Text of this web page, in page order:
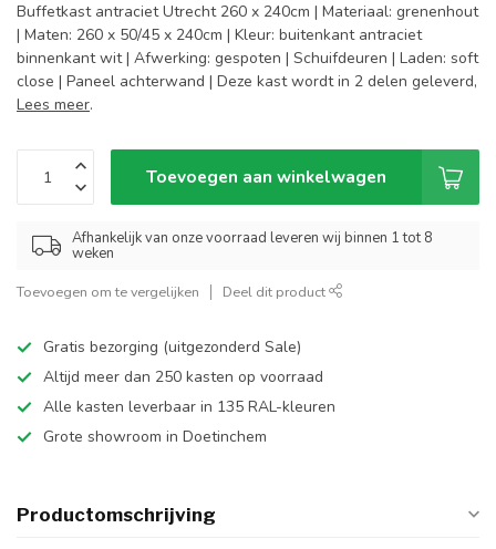
Buffetkast antraciet Utrecht 260 x 240cm | Materiaal: grenenhout
| Maten: 260 x 50/45 x 240cm | Kleur: buitenkant antraciet
binnenkant wit | Afwerking: gespoten | Schuifdeuren | Laden: soft
close | Paneel achterwand | Deze kast wordt in 2 delen geleverd,
Lees meer.
Toevoegen aan winkelwagen
Afhankelijk van onze voorraad leveren wij binnen 1 tot 8
weken
Toevoegen om te vergelijken Deel dit product
Gratis bezorging (uitgezonderd Sale)
Altijd meer dan 250 kasten op voorraad
Alle kasten leverbaar in 135 RAL-kleuren
Grote showroom in Doetinchem
Productomschrijving